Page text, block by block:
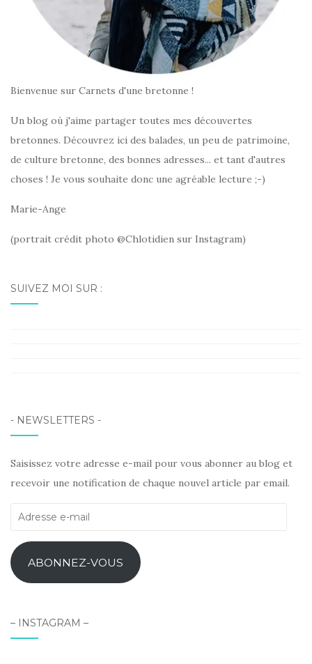
Bienvenue sur Carnets d'une bretonne !
Un blog où j'aime partager toutes mes découvertes
bretonnes. Découvrez ici des balades, un peu de patrimoine,
de culture bretonne, des bonnes adresses... et tant d'autres
choses ! Je vous souhaite donc une agréable lecture ;-)
Marie-Ange
(portrait crédit photo @Chlotidien sur Instagram)
SUIVEZ MOI SUR :
- NEWSLETTERS -
Saisissez votre adresse e-mail pour vous abonner au blog et
recevoir une notification de chaque nouvel article par email.
Adresse
mail
ABONNEZ-VOUS
– INSTAGRAM –